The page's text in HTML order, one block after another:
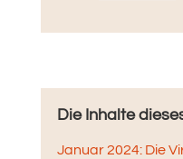
Die Inhalte
Januar 2024: Die